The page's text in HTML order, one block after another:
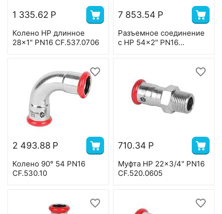
1 335.62 Р
Колено НР длинное
28x1" PN16 CF.537.0706
7 853.54 Р
Разъемное соединение
с НР 54x2" PN16
2 493.88 Р
Колено 90° 54 PN16
CF.530.10
710.34 Р
Муфта НР 22x3/4" PN16
CF.520.0605